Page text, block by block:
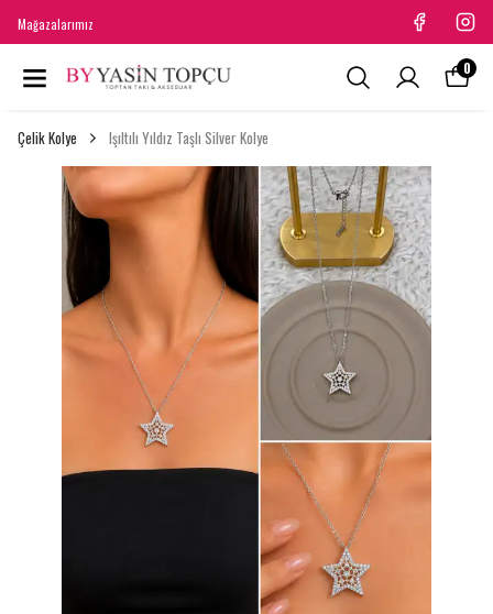
Mağazalarımız
0
Çelik Kolye Işıltılı Yıldız Taşlı Silver Kolye